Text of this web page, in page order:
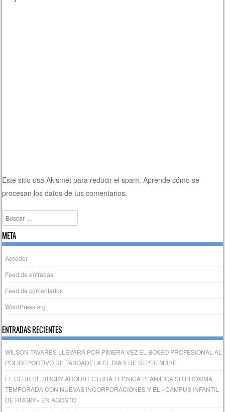
Este sitio usa Akismet para reducir el spam.Aprende cómo se
procesan los datos de tus comentarios.
Buscar
META
Acceder
Feed de entradas
Feed de comentarios
WordPress.org
ENTRADAS RECIENTES
WILSON TAVARES LLEVARÁ POR PIMERA VEZ EL BOXEO PROFESIONAL AL
POLIDEPORTIVO DE TABOADELA EL DÍA 5 DE SEPTIEMBRE
EL CLUB DE RUGBY ARQUITECTURA TÉCNICA PLANIFICA SU PRÓXIMA
TEMPORADA CON NUEVAS INCORPORACIONES Y EL «CAMPUS INFANTIL
DE RUGBY» EN AGOSTO